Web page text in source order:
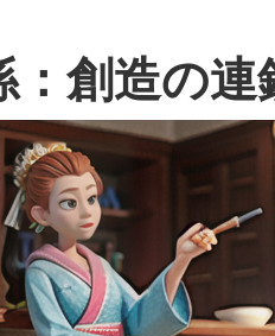
：創造の連